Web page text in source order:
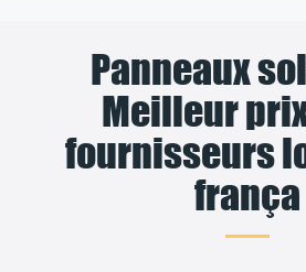
Panneaux
Meilleur
fournisseurs
frança